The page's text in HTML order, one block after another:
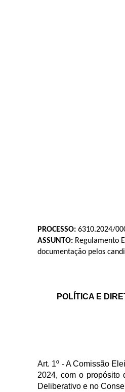
PROCESSO: 6310.2024/
ASSUNTO: Regulamento
documentação pelos
POLÍTICA E
Art. 1º - A Comissão
2024, com o propósito
Deliberativo e no